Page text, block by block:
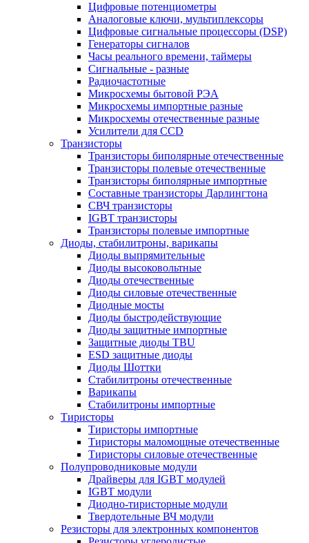
Цифровые потенциометры
Аналоговые ключи, мультиплексоры
Цифровые сигнальные процессоры (DSP)
Генераторы сигналов
Часы реального времени, таймеры
Сигнальные - разные
Радиочастотные
Микросхемы бытовой РЭА
Микросхемы импортные разные
Микросхемы отечественные разные
Усилители для CCD
Транзисторы
Транзисторы биполярные отечественные
Транзисторы полевые отечественные
Транзисторы биполярные импортные
Составные транзисторы Дарлингтона
СВЧ транзисторы
IGBT транзисторы
Транзисторы полевые импортные
Диоды, стабилитроны, варикапы
Диоды выпрямительные
Диоды высоковольтные
Диоды отечественные
Диоды силовые отечественные
Диодные мосты
Диоды быстродействующие
Диоды защитные импортные
Защитные диоды TBU
ESD защитные диоды
Диоды Шоттки
Стабилитроны отечественные
Варикапы
Стабилитроны импортные
Тиристоры
Тиристоры импортные
Тиристоры маломощные отечественные
Тиристоры силовые отечественные
Полупроводниковые модули
Драйверы для IGBT модулей
IGBT модули
Диодно-тиристорные модули
Твердотельные ВЧ модули
Резисторы для электронных компонентов